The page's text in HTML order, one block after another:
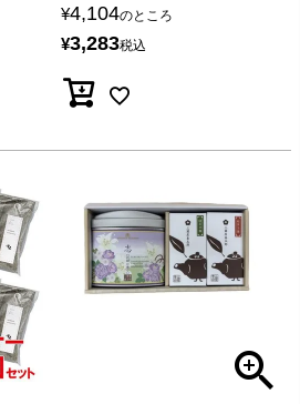
¥4,104のところ
¥3,283税込